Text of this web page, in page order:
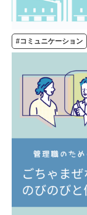
#コミュニケーション